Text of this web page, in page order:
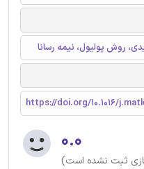
روش پولیول، نیمه رسانا
https://doi.org/10.1016/
۰.۰
ثبت نشده است)